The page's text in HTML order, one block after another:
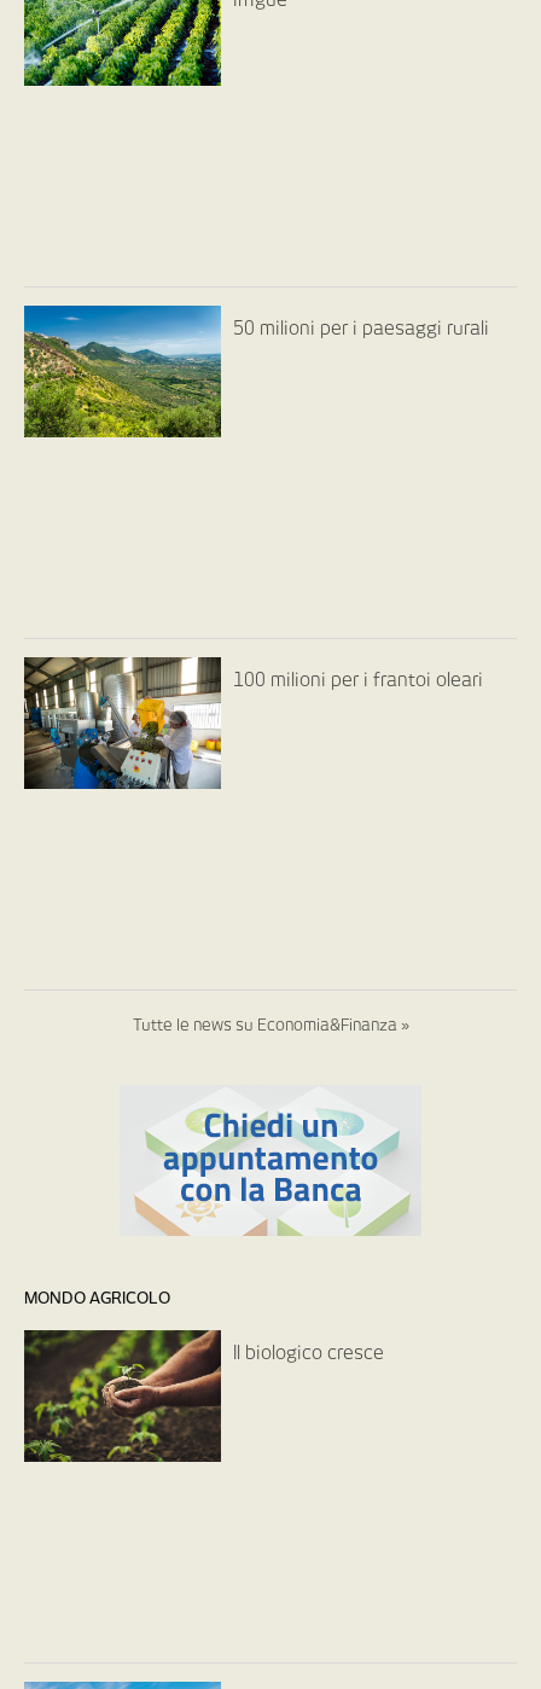
50 milioni per i paesaggi rurali
100 milioni per i frantoi oleari
Tutte le news su Economia&Finanza »
MONDO AGRICOLO
Il biologico cresce